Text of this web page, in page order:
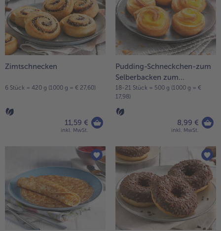
alle Wein & Spirituosen
Küchenutensilien
alle Küchenutensilien
Kuchen & Torten
alle Kuchen & Torten
alle BIO
bofrost*free
alle bofrost*free
High Protein
alle High Protein
bofrost*plus.
alle bofrost*plus.
Pflanzliche Alternativprodukte
alle Pflanzliche Alternativprodukte
Heißluftfritteuse
Zimtschnecken
6 Stück = 420 g (1000 g = € 27,60)
11,59 €
inkl. MwSt.
Pudding-Schneckchen-zum
Selberbacken zum
Selberbacken
18-21 Stück = 500 g (1000 g = €
17,98)
8,99 €
inkl. MwSt.